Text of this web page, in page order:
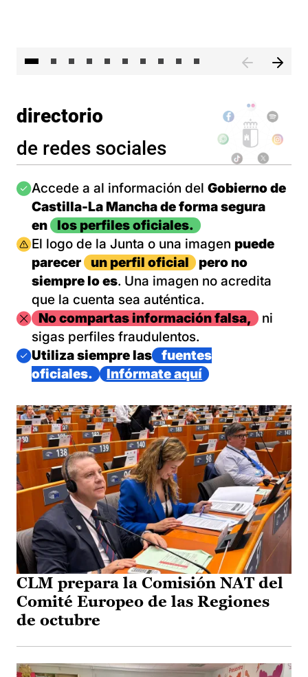
directorio
de redes sociales
Imagen
Accede a al información del Gobierno de
Castilla-La Mancha de forma segura
en
los perfiles oficiales.
Imagen
El logo de la Junta o una imagen puede
parecer
un perfil oficial
pero no
siempre lo es. Una imagen no acredita
que la cuenta sea auténtica.
ImagenNo compartas información falsa,
ni
sigas perfiles fraudulentos.
Imagen
Utiliza siempre las
fuentes
oficiales.
Infórmate aquí
CLM prepara la Comisión NAT del
Comité Europeo de las Regiones
de octubre